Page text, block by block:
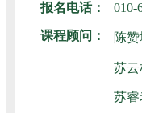
报名电话： 010-
课程顾问： 陈
苏云
苏睿